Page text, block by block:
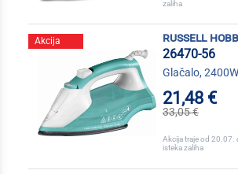
zaliha
Akcija
russell
26470-56
Glačalo,
21,48 €
33,05 €
Akcija traje od
isteka zaliha